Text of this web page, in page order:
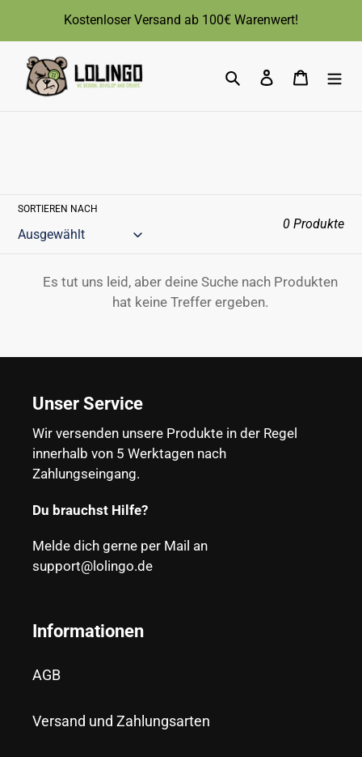
Inhalt
Kostenloser Versand ab 100€ Warenwert!
SuchenEinloggen
SORTIEREN NACH
0 Produkte
Es tut uns leid, aber deine Suche nach Produkten
hat keine Treffer ergeben.
Unser Service
Wir versenden unsere Produkte in der Regel
innerhalb von 5 Werktagen nach
Zahlungseingang.
Du brauchst Hilfe?
Melde dich gerne per Mail an
support@lolingo.de
Informationen
AGB
Versand und Zahlungsarten